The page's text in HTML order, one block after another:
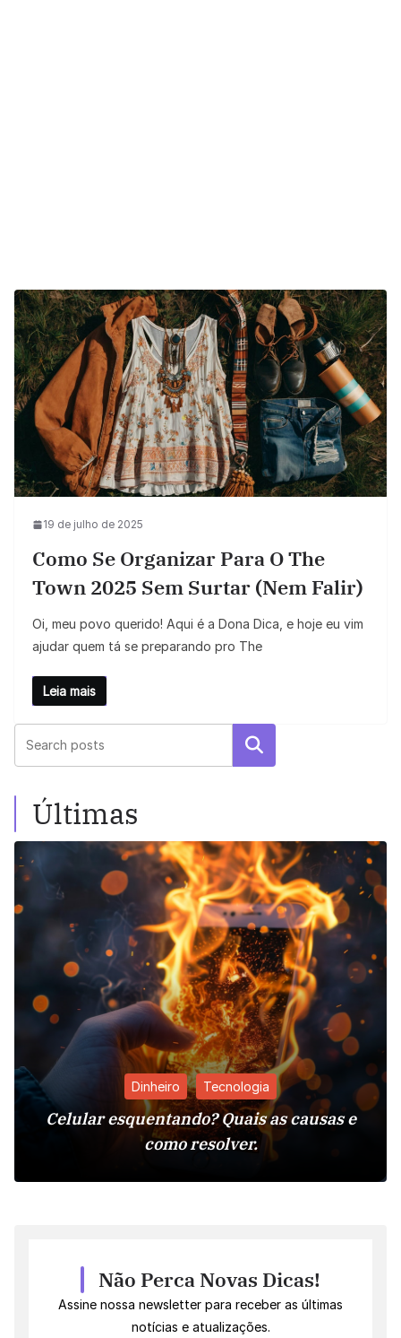
19 de julho de 2025
Como Se Organizar Para O The
Town 2025 Sem Surtar (nem Falir)
Oi, meu povo querido! Aqui é a Dona Dica, e hoje eu vim
ajudar quem tá se preparando pro The
Leia mais
Pesquisar
Últimas
Dinheiro Tecnologia
Celular esquentando? Quais as causas e
como resolver.
Não Perca Novas Dicas!
Assine nossa newsletter para receber as últimas
notícias e atualizações.